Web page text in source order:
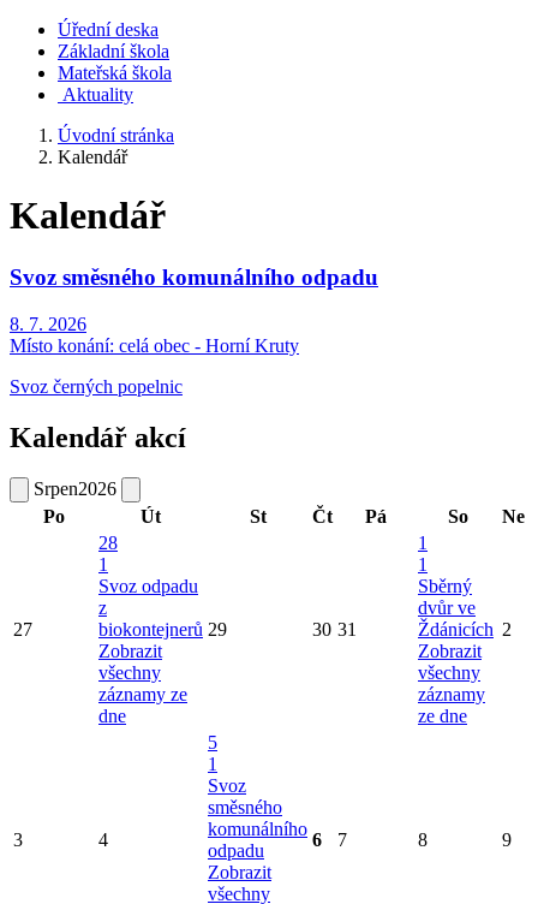
Úřední deska
Základní škola
Mateřská škola
Aktuality
Úvodní stránka
Kalendář
Kalendář
Svoz směsného komunálního odpadu
8. 7. 2026
Místo konání: celá obec - Horní Kruty
Svoz černých popelnic
Kalendář akcí
Srpen2026
Po
Út St Čt Pá So Ne
27
28
1
Svoz odpadu
z
biokontejnerů
Zobrazit
všechny
záznamy ze
dne
29 30 31
1
1
Sběrný
dvůr ve
Ždánicích
Zobrazit
všechny
záznamy
ze dne
2
3 4
5
1
Svoz
směsného
komunálního
odpadu
Zobrazit
všechny
6 7 8 9